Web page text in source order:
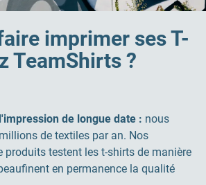
imprimer ses T-
TeamShirts ?
de longue date : nous
de textiles par an. Nos
produits testent les t-shirts de manière
en permanence la qualité